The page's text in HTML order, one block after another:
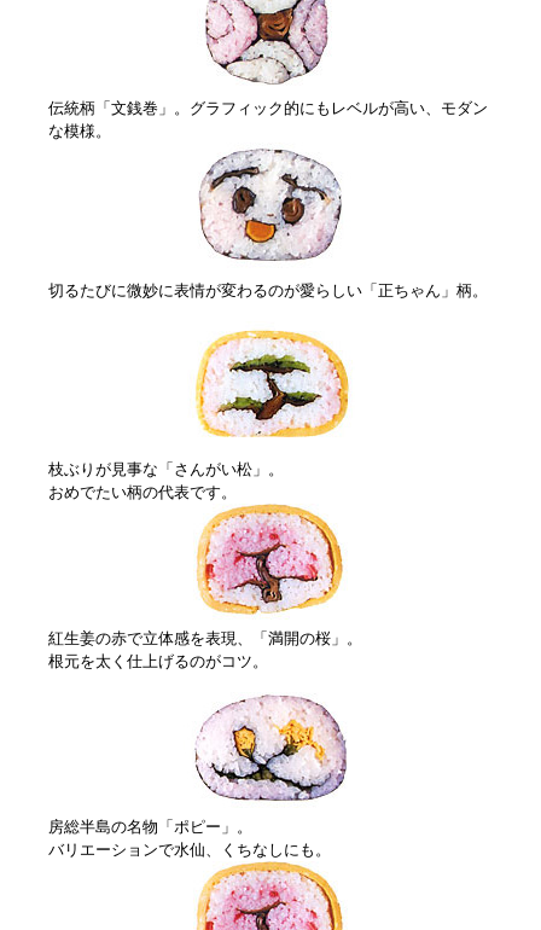
伝統柄「文銭巻」。グラフィック的にもレベルが高い、モダン
な模様。
切るたびに微妙に表情が変わるのが愛らしい「正ちゃん」柄。
枝ぶりが見事な「さんがい松」。
おめでたい柄の代表です。
紅生姜の赤で立体感を表現、「満開の桜」。
根元を太く仕上げるのがコツ。
房総半島の名物「ポピー」。
バリエーションで水仙、くちなしにも。